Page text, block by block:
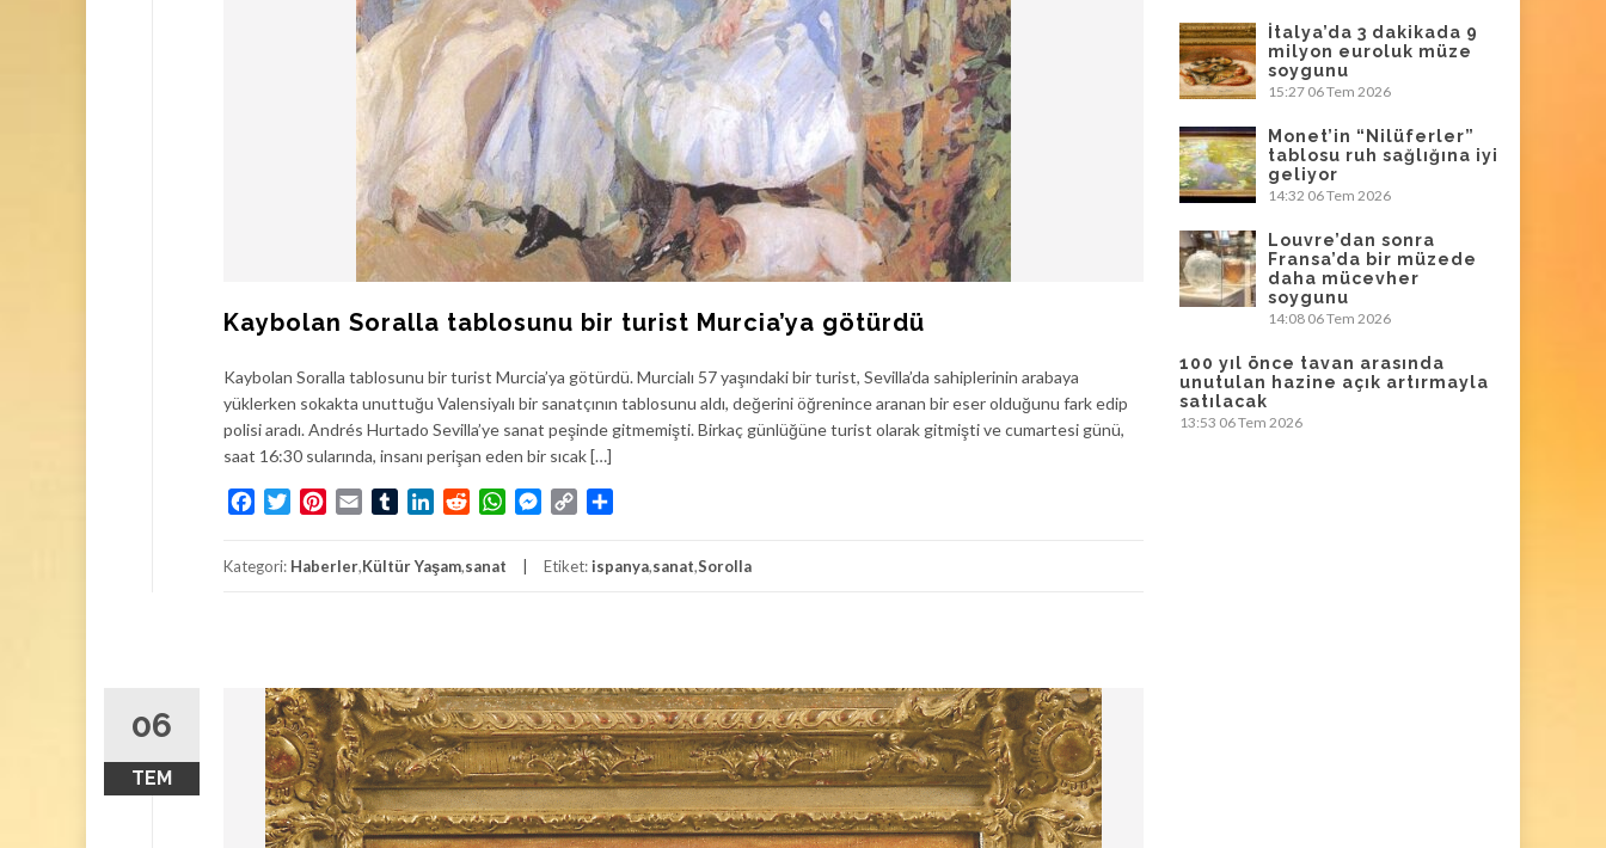
Kaybolan Soralla tablosunu bir turist Murcia’ya götürdü
Kaybolan Soralla tablosunu bir turist Murcia’ya götürdü. Murcialı 57 yaşındaki bir turist, Sevilla’da sahiplerinin arabaya
yüklerken sokakta unuttuğu Valensiyalı bir sanatçının tablosunu aldı, değerini öğrenince aranan bir eser olduğunu fark edip
polisi aradı. Andrés Hurtado Sevilla’ye sanat peşinde gitmemişti. Birkaç günlüğüne turist olarak gitmişti ve cumartesi günü,
saat 16:30 sularında, insanı perişan eden bir sıcak […]
FacebookTwitterPinterest
Email TumblrLinkedInRedditWhatsApp
Messenger
Copy
Kategori: Haberler,Kültür Yaşam,sanat Etiket: ispanya,sanat,Sorolla
06
TEM
İtalya’da 3 dakikada 9
milyon euroluk müze
soygunu
15:27 06 Tem 2026
Monet’in “Nilüferler”
tablosu ruh sağlığına iyi
geliyor
14:32 06 Tem 2026
Louvre’dan sonra
Fransa’da bir müzede
daha mücevher
soygunu
14:08 06 Tem 2026
100 yıl önce tavan arasında
unutulan hazine açık artırmayla
satılacak
13:53 06 Tem 2026